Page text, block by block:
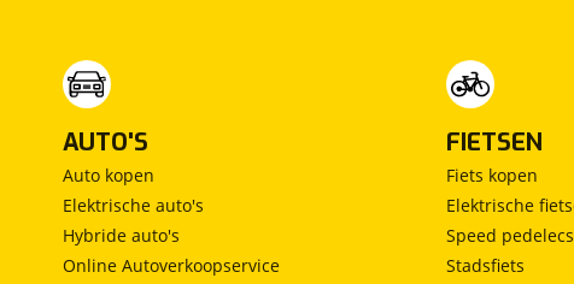
AUTO'S
Auto kopen
Elektrische auto's
Hybride auto's
Online Autoverkoopservice
FIETSEN
Fiets kopen
Elektrische
Speed pedelecs
Stadsfiets